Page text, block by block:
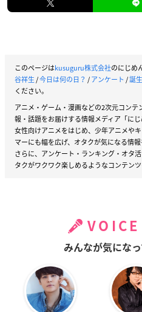
このページはkusuguru株式会社のにじめ
谷祥生/今日は何の日？ /アンケート /誕
ください。
アニメ・ゲーム・漫画などの2次元コン
報・話題をお届けする情報メディア「にじ
女性向けアニメをはじめ、少年アニメや
マーにも幅を広げ、オタクが気になる情報
さらに、アンケート・ランキング・オタ
タクがワクワク楽しめるようなコンテンツ
VOICE
みんなが気にな